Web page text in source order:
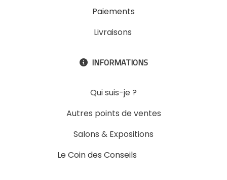
Paiements
Livraisons
 INFORMATIONS
Qui suis-je ?
Autres points de ventes
Salons & Expositions
Le Coin des Conseils